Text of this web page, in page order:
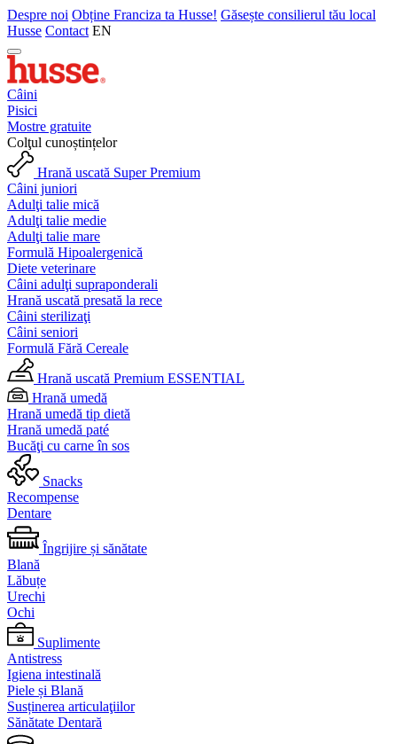
Despre noi Obține Franciza ta Husse! Găsește consilierul tău local
Husse Contact EN
Câini
Pisici
Mostre gratuite
Colţul cunoștințelor
Hrană uscată Super Premium
Câini juniori
Adulţi talie mică
Adulţi talie medie
Adulţi talie mare
Formulă Hipoalergenică
Diete veterinare
Câini adulţi supraponderali
Hrană uscată presată la rece
Câini sterilizaţi
Câini seniori
Formulă Fără Cereale
Hrană uscată Premium ESSENTIAL
Hrană umedă
Hrană umedă tip dietă
Hrană umedă paté
Bucăţi cu carne în sos
Snacks
Recompense
Dentare
Îngrijire și sănătate
Blană
Lăbuțe
Urechi
Ochi
Suplimente
Antistress
Igiena intestinală
Piele și Blană
Susținerea articulaţiilor
Sănătate Dentară